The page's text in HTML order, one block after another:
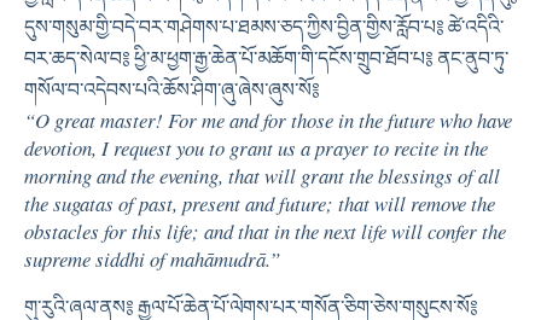
དུས་གསུམ་གྱི་བདེ་བར་གཤེགས་པ་ཐམས་ཅད་ཀྱིས་བྱིན་གྱིས་རློབ་པ༔ ཚེ་འདིའི་
བར་ཆད་སེལ་བ༔ ཕྱི་མ་ཕྱག་རྒྱ་ཆེན་པོ་མཆོག་གི་དངོས་གྲུབ་ཐོབ་པ༔ ནང་ནུབ་ཏུ་
གསོལ་བ་འདེབས་པའི་ཆོས་ཤིག་ཞུ་ཞེས་ཞུས་སོ༔
“O great master! For me and for those in the future who have
devotion, I request you to grant us a prayer to recite in the
morning and the evening, that will grant the blessings of all
the sugatas of past, present and future; that will remove the
obstacles for this life; and that in the next life will confer the
supreme siddhi of mahāmudrā.”
གུ་རུའི་ཞལ་ནས༔ རྒྱལ་པོ་ཆེན་པོ་ལེགས་པར་གསོན་ཅིག་ཅེས་གསུངས་སོ༔